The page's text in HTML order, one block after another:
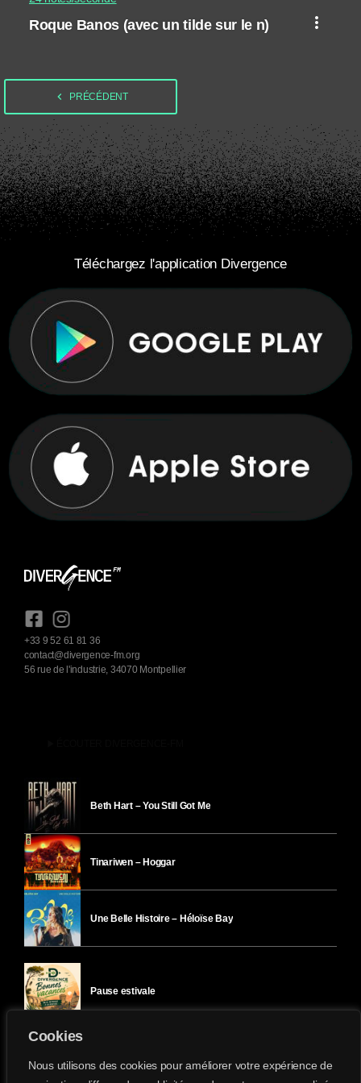
Cookies
Nous utilisons des cookies pour améliorer votre expérience de
Roque Banos (avec un tilde sur le n) more_vert
navigate_before PRÉCÉDENT
Téléchargez l'application Divergence
+33 9 52 61 81 36
contact@divergence-fm.org
56 rue de l'industrie, 34070 Montpellier
Beth Hart – You Still Got Me
Tinariwen – Hoggar
Une Belle Histoire – Héloïse Bay
Pause estivale